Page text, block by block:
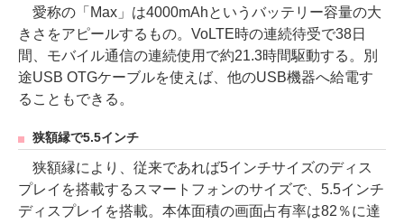
愛称の「Max」は4000mAhというバッテリー容量の大
きさをアピールするもの。VoLTE時の連続待受で38日
間、モバイル通信の連続使用で約21.3時間駆動する。別
途USB OTGケーブルを使えば、他のUSB機器へ給電す
ることもできる。
狭額縁で5.5インチ
狭額縁により、従来であれば5インチサイズのディス
プレイを搭載するスマートフォンのサイズで、5.5インチ
ディスプレイを搭載。本体面積の画面占有率は82％に達